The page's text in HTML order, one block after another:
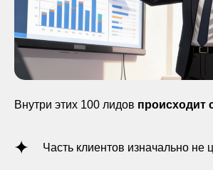
Внутри этих 100 лидов происходит
Часть клиентов изначально не